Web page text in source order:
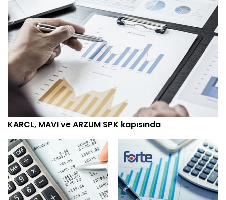
KARCL, MAVI ve ARZUM SPK kapısında